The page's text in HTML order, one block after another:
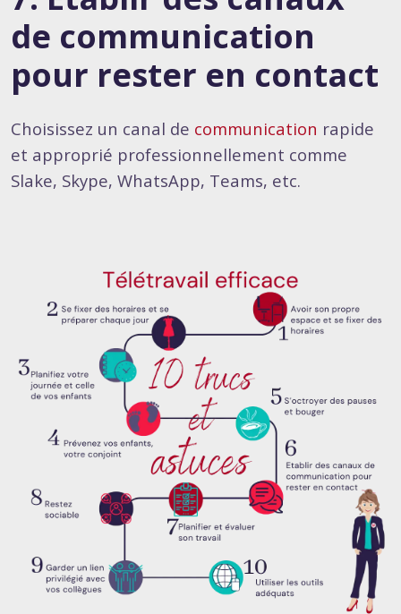
de communication
pour rester en contact
Choisissez un canal de communication rapide
et approprié professionnellement comme
Slake, Skype, WhatsApp, Teams, etc.